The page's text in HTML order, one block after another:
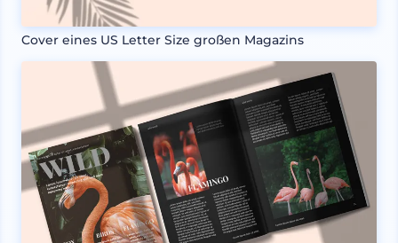
Cover eines US Letter Size großen Magazins